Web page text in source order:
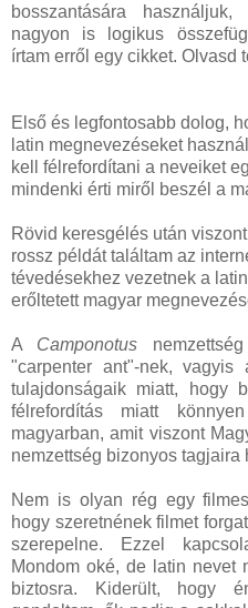
bosszantására
nagyon is logikus
írtam erről egy cikket. Olvasd
Első és legfontosabb dolog,
latin megnevezéseket
kell félrefordítani a neveiket
mindenki érti miről beszél a
Rövid keresgélés után
rossz példát találtam az
tévedésekhez vezetnek a
erőltetett magyar
A Camponotus
"carpenter ant"-nek, vagyis
tulajdonságaik miatt, hogy
félrefordítás miatt
magyarban, amit viszont
nemzettség bizonyos tagjaira
Nem is olyan rég egy
hogy szeretnének filmet
szerepelne. Ezzel
Mondom oké, de latin nevet
biztosra. Kiderült, hogy